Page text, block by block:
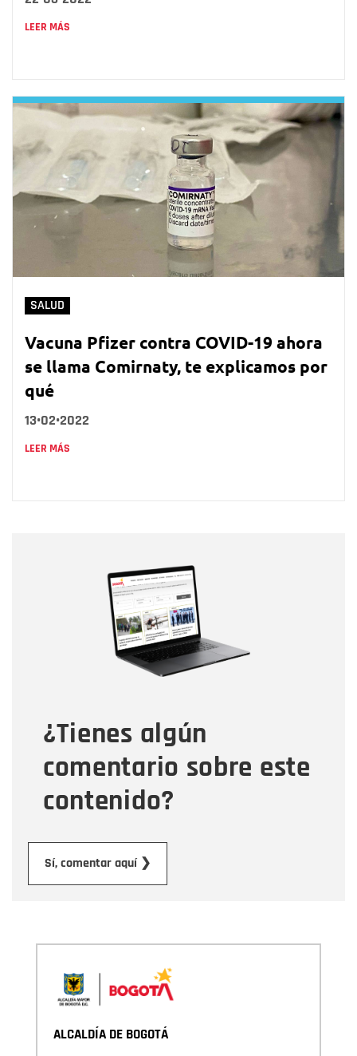
LEER MÁS
SALUD
Vacuna Pfizer contra COVID-19 ahora
se llama Comirnaty, te explicamos por
qué
13•02•2022
LEER MÁS
¿Tienes algún
comentario sobre este
contenido?
Sí, comentar aquí ❯
Correo electrónico
Tipo de comentario
Mensaje
ALCALDÍA DE BOGOTÁ